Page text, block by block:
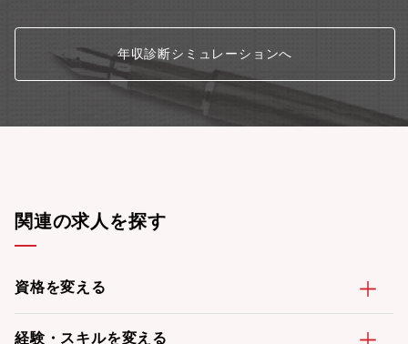
年収診断シミュレーションへ
関連の求人を探す
資格を変える
経験・スキルを変える